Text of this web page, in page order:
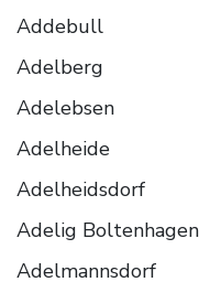
Addebull
Adelberg
Adelebsen
Adelheide
Adelheidsdorf
Adelig Boltenhagen
Adelmannsdorf